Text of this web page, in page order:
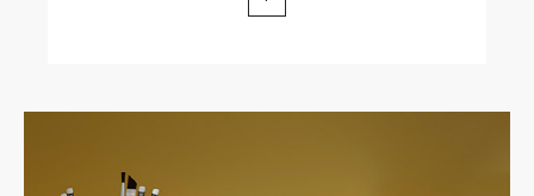
Cliquez en haut à droite du navigateur sur le